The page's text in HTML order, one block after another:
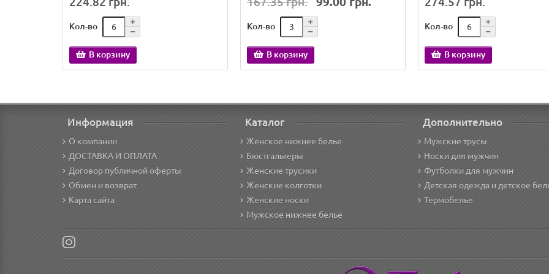
Кол-во
В корзину
Кол-во
В корзину
Кол-во
В корзину
Информация
О компании
ДОСТАВКА И ОПЛАТА
Договор публичной оферты
Обмен и возврат
Карта сайта
Каталог
Женское нижнее белье
Бюстгальтеры
Женские трусики
Женские колготки
Женские носки
Мужское нижнее белье
Дополнительно
Мужские трусы
Носки для мужчин
Футболки для мужчин
Детская одежда и детское
Термобелье